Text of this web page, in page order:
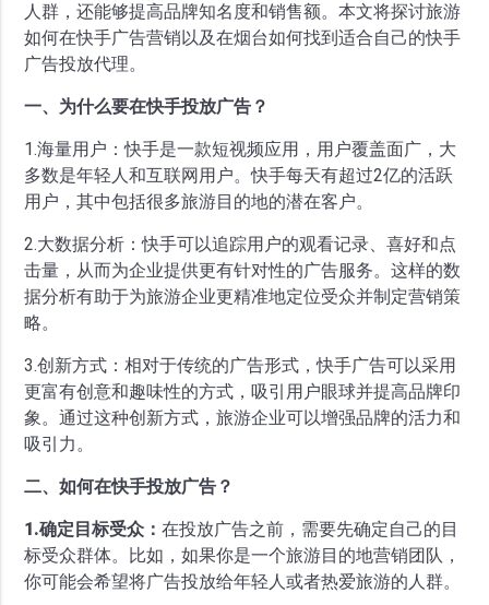
人群，还能够提高品牌知名度和销售额。本文将探讨旅游
如何在快手广告营销以及在烟台如何找到适合自己的快手
广告投放代理。
一、为什么要在快手投放广告？
1.海量用户：快手是一款短视频应用，用户覆盖面广，大
多数是年轻人和互联网用户。快手每天有超过2亿的活跃
用户，其中包括很多旅游目的地的潜在客户。
2.大数据分析：快手可以追踪用户的观看记录、喜好和点
击量，从而为企业提供更有针对性的广告服务。这样的数
据分析有助于为旅游企业更精准地定位受众并制定营销策
略。
3.创新方式：相对于传统的广告形式，快手广告可以采用
更富有创意和趣味性的方式，吸引用户眼球并提高品牌印
象。通过这种创新方式，旅游企业可以增强品牌的活力和
吸引力。
二、如何在快手投放广告？
1.确定目标受众：在投放广告之前，需要先确定自己的目
标受众群体。比如，如果你是一个旅游目的地营销团队，
你可能会希望将广告投放给年轻人或者热爱旅游的人群。